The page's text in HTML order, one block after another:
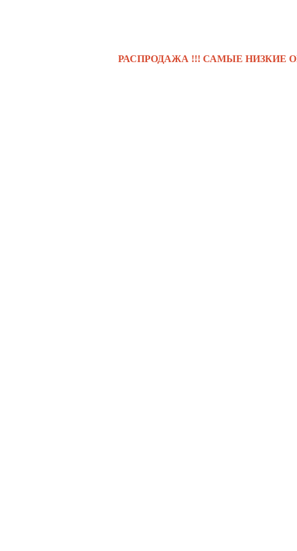
РАСПРОДАЖА !!! САМЫЕ НИЗКИЕ